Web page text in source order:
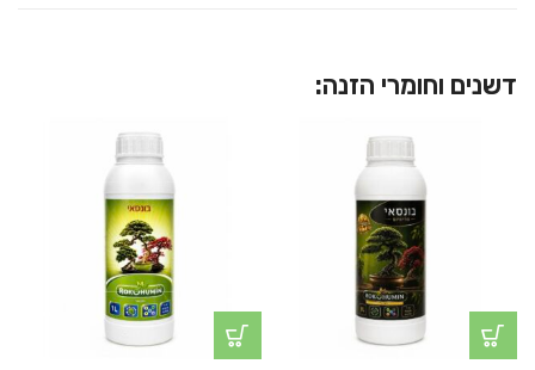
דשנים וחומרי הזנה: